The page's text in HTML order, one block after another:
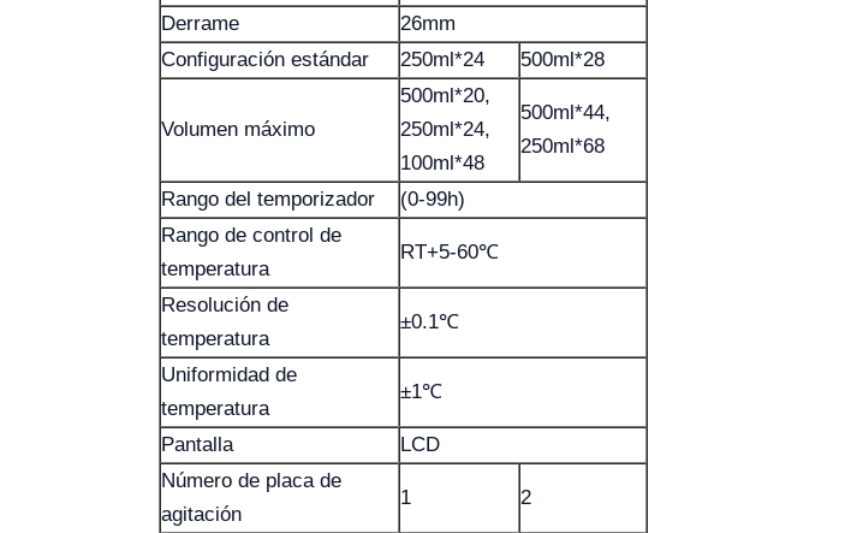
Derrame
26mm
Configuración estándar
250ml*24 500ml*28
Volumen máximo
500ml*20,
250ml*24,
100ml*48
500ml*44,
250ml*68
Rango del temporizador
(0-99h)
Rango de control de
temperatura
RT+5-60℃
Resolución de
temperatura
±0.1℃
Uniformidad de
temperatura
±1℃
Pantalla
LCD
Número de placa de
agitación
1 2